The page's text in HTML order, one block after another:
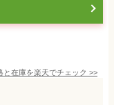
と在庫を楽天でチェック >>